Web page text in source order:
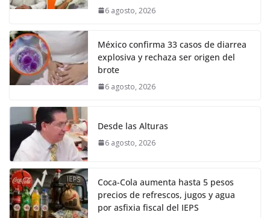
6 agosto, 2026
México confirma 33 casos de diarrea
explosiva y rechaza ser origen del
brote
6 agosto, 2026
Desde las Alturas
6 agosto, 2026
Coca-Cola aumenta hasta 5 pesos
precios de refrescos, jugos y agua
por asfixia fiscal del IEPS